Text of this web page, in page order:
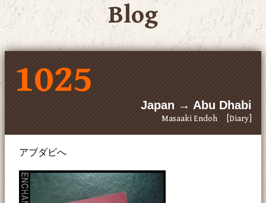
Blog
1025
Japan → Abu Dhabi
Masaaki Endoh [Diary]
アブダビへ